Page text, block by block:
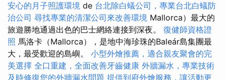
安心的月子照護環境 de 台北除白蟻公司，專業台北白蟻防
治公司 尋找專業的清潔公司來改善環境 Mallorca）最大的
旅遊勝地通過出色的巴士網絡連接到深夜。 復健師資格證
照 馬洛卡（Mallorca），是地中海珍珠的Baleár島集團最
大，最受歡迎的島嶼。 小型外燴推薦，適合親友聚會的完
美選擇 全口重建，全面改善牙齒健康 外牆漏水，專業技術
及時修復您的外牆漏水問題 提供到府外燴服務，讓活動更